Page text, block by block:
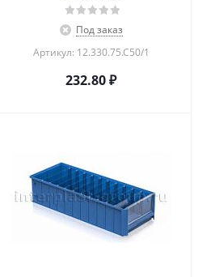
Под заказ
Артикул: 12.330.75.С50/1
232.80₽